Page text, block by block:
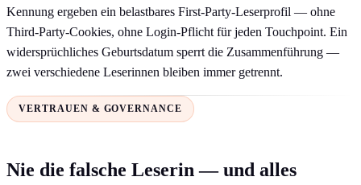
Kennung ergeben ein belastbares First-Party-Leserprofil — ohne
Third-Party-Cookies, ohne Login-Pflicht für jeden Touchpoint. Ein
widersprüchliches Geburtsdatum sperrt die Zusammenführung —
zwei verschiedene Leserinnen bleiben immer getrennt.
VERTRAUEN & GOVERNANCE
Nie die falsche Leserin — und alles